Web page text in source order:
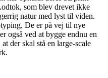
som blev drevet ikke
natur med lyst til viden.
De er på vej til nye
også ved at bygge endnu en
der skal stå en large-scale